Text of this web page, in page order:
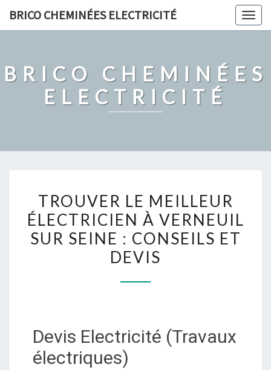
BRICO CHEMINÉES ELECTRICITÉ
BRICO CHEMINÉES
ELECTRICITÉ
LE
MEILLEUR
ÉLECTRICIEN
À
SUR
CONSEILS
TROUVER LE MEILLEUR
ÉLECTRICIEN À VERNEUIL
SUR SEINE : CONSEILS ET
DEVIS
Devis Electricité (Travaux
électriques)